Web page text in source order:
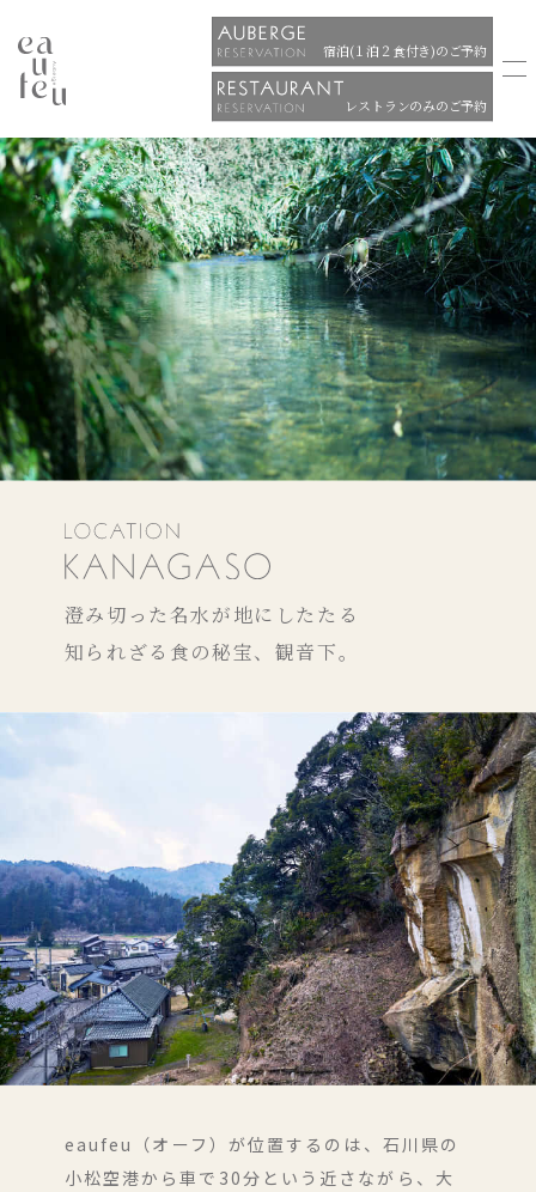
宿泊(１泊２食付き)のご予約
レストランのみのご予約
宿泊(１泊２食付き)のご予約
レストランのみのご予約
澄み切った名水が地にしたたる
知られざる食の秘宝、観音下。
eaufeu（オーフ）が位置するのは、石川県の
小松空港から車で30分という近さながら、大